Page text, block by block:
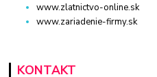
www.zlatnictvo-online.sk
www.zariadenie-firmy.sk
KONTAKT